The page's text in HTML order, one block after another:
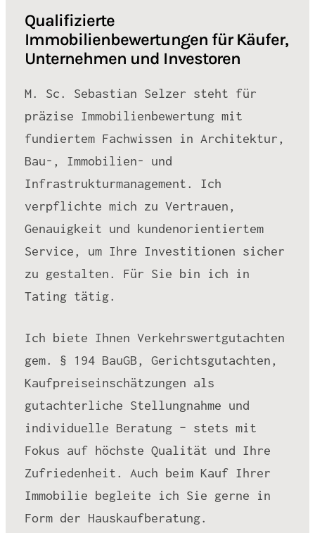
Qualifizierte
Immobilienbewertungen für Käufer,
Unternehmen und Investoren
M. Sc. Sebastian Selzer steht für
präzise Immobilienbewertung mit
fundiertem Fachwissen in Architektur,
Bau-, Immobilien- und
Infrastrukturmanagement. Ich
verpflichte mich zu Vertrauen,
Genauigkeit und kundenorientiertem
Service, um Ihre Investitionen sicher
zu gestalten. Für Sie bin ich in
Tating tätig.
Ich biete Ihnen Verkehrswertgutachten
gem. § 194 BauGB, Gerichtsgutachten,
Kaufpreiseinschätzungen als
gutachterliche Stellungnahme und
individuelle Beratung – stets mit
Fokus auf höchste Qualität und Ihre
Zufriedenheit. Auch beim Kauf Ihrer
Immobilie begleite ich Sie gerne in
Form der Hauskaufberatung.